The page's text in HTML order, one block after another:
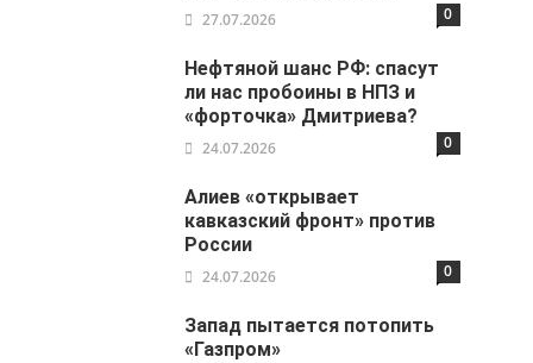
27.07.2026 0
Нефтяной шанс РФ: спасут
ли нас пробоины в НПЗ и
«форточка» Дмитриева?
24.07.2026 0
Алиев «открывает
кавказский фронт» против
России
24.07.2026 0
Запад пытается потопить
«Газпром»